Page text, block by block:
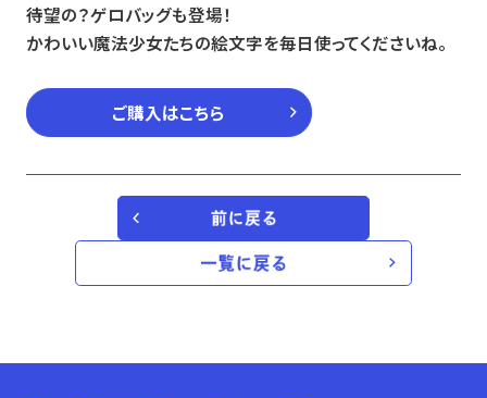
待望の？ゲロバッグも登場！
かわいい魔法少女たちの絵文字を毎日使ってくださいね。
ご購入はこちら